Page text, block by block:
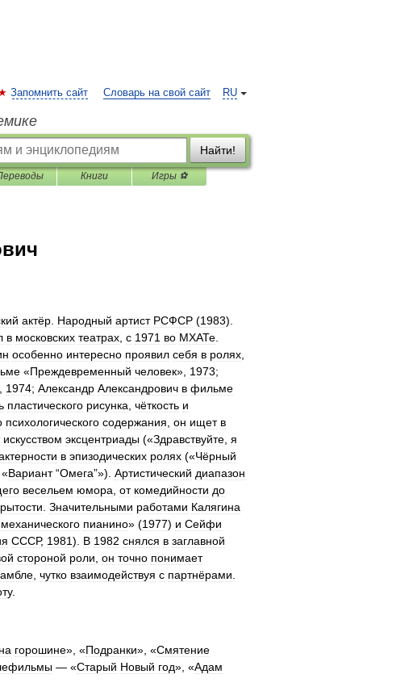
RU
Запомнить сайт Словарь на свой сайт
Найти!
Книги Игры ⚽
актёр Народный артист РСФСР (1983).
в московских театрах с 1971 во МХАТе
особенно интересно проявил себя в ролях
«Преждевременный человек», 1973;
1974; Александр Александрович в фильме
пластического рисунка чёткость и
психологического содержания он ищет в
искусством эксцентриады («Здравствуйте я
в эпизодических ролях («Чёрный
«Вариант“Омега”»). Артистический диапазон
весельем юмора от комедийности до
Значительными работами Калягина
механического пианино» (1977) и Сейфи
СССР, 1981). В 1982 снялся в заглавной
стороной роли он точно понимает
чутко взаимодействуя с партнёрами
.
на горошине», «Подранки», «Смятение
— «Старый Новый год», «Адам